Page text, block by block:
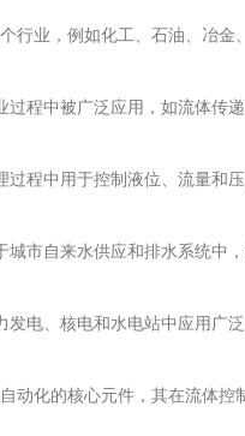
业，例如化工、石油、冶金
中被广泛应用，如流体传递
中用于控制液位、流量和压
自来水供应和排水系统中，
、核电和水电站中应用广泛
化的核心元件，其在流体控